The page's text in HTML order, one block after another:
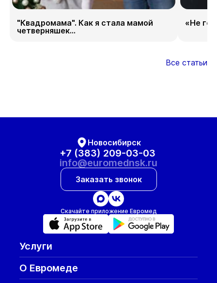
"Квадромама". Как я стала мамой
четверняшек...
«Не
Все статьи
Новосибирск
+7 (383) 209-03-03
info@euromednsk.ru
Заказать звонок
Скачайте приложение Евромед
Услуги
О Евромеде